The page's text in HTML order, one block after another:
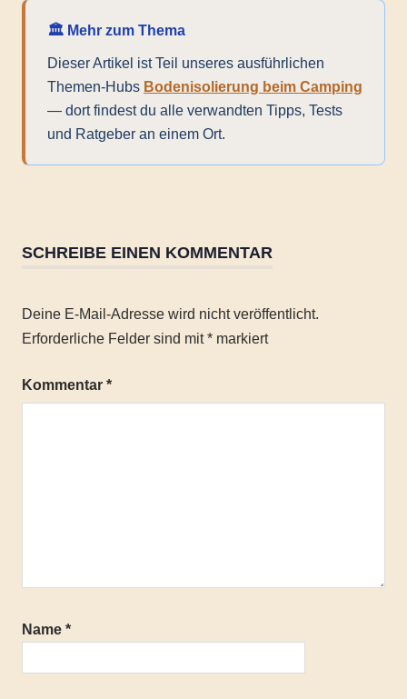
🏛️ Mehr zum Thema
Dieser Artikel ist Teil unseres ausführlichen
Themen-Hubs Bodenisolierung beim Camping
— dort findest du alle verwandten Tipps, Tests
und Ratgeber an einem Ort.
Isomatte
Outdoor
Schlafkomfort
Trekking
Ultraleicht
SCHREIBE EINEN KOMMENTAR
Deine E-Mail-Adresse wird nicht veröffentlicht.
Erforderliche Felder sind mit* markiert
Kommentar *
Name *